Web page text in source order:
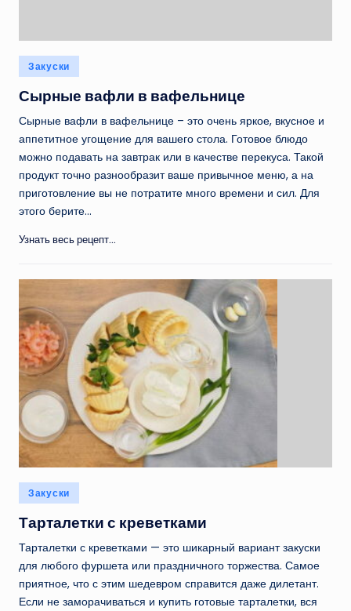
Опубликовано
в
Закуски
Сырные вафли в вафельнице
Сырные вафли в вафельнице – это очень яркое, вкусное и
аппетитное угощение для вашего стола. Готовое блюдо
можно подавать на завтрак или в качестве перекуса. Такой
продукт точно разнообразит ваше привычное меню, а на
приготовление вы не потратите много времени и сил. Для
этого берите…
Узнать весь рецепт...
Опубликовано
в
Закуски
Тарталетки с креветками
Тарталетки с креветками — это шикарный вариант закуски
для любого фуршета или праздничного торжества. Самое
приятное, что с этим шедевром справится даже дилетант.
Если не заморачиваться и купить готовые тарталетки, вся